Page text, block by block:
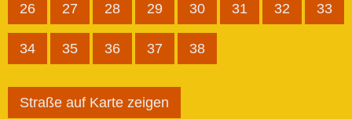
26 27 28 29 30 31 32 33
34 35 36 37 38
Straße auf Karte zeigen